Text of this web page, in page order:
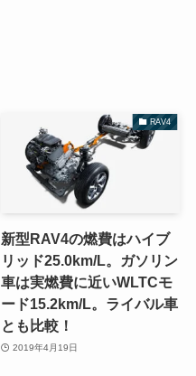
RAV4
新型RAV4の燃費はハイブ
リッド25.0km/L。ガソリン
車は実燃費に近いWLTCモ
ード15.2km/L。ライバル車
とも比較！
2019年4月19日